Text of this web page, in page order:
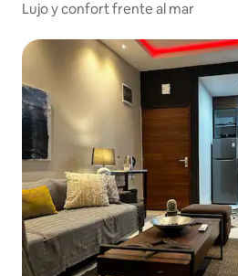
Lujo y confort frente al mar